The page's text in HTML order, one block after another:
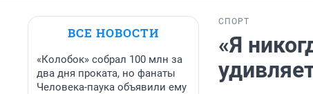
ВСЕ НОВОСТИ
«Колобок» собрал 100 млн за
два дня проката, но фанаты
Человека-паука объявили ему
СПОРТ
«Я